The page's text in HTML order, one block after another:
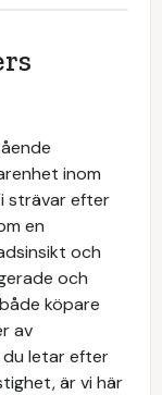
inom
strävar efter
en
och
och
köpare
av
letar efter
är vi här